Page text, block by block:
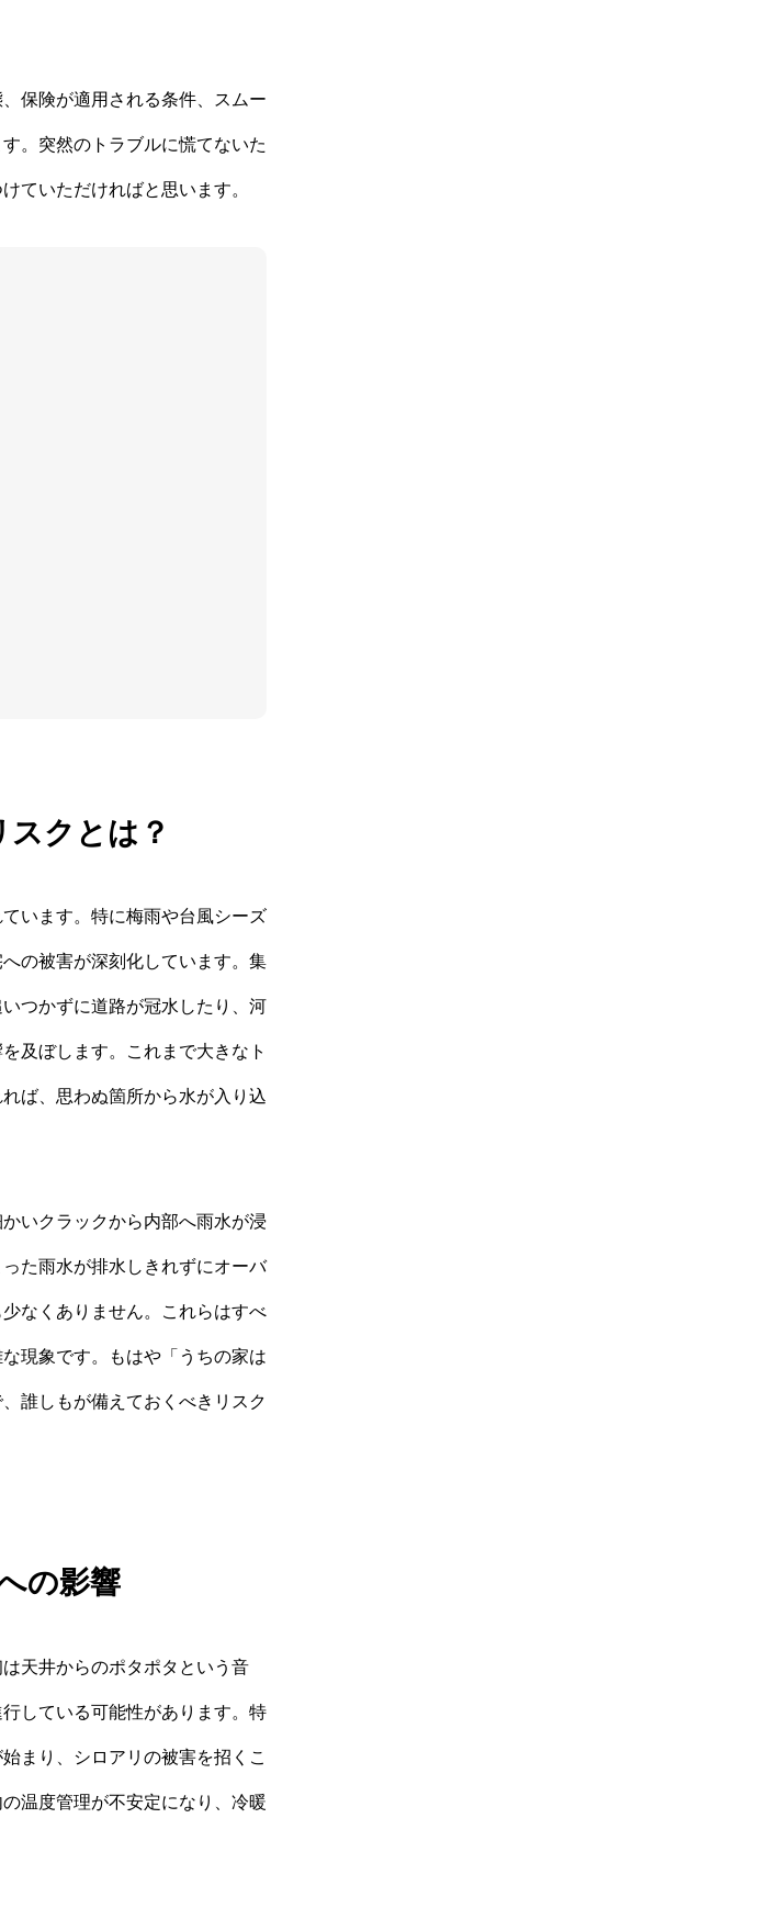
保険が適用される条件、スムー
。突然のトラブルに慌てないた
ていただければと思います。
クとは？
います。特に梅雨や台風シーズ
の被害が深刻化しています。集
つかずに道路が冠水したり、河
及ぼします。これまで大きなト
ば、思わぬ箇所から水が入り込
いクラックから内部へ雨水が浸
た雨水が排水しきれずにオーバ
なくありません。これらはすべ
現象です。もはや「うちの家は
誰しもが備えておくべきリスク
の影響
天井からのポタポタという音
している可能性があります。特
まり、シロアリの被害を招くこ
温度管理が不安定になり、冷暖